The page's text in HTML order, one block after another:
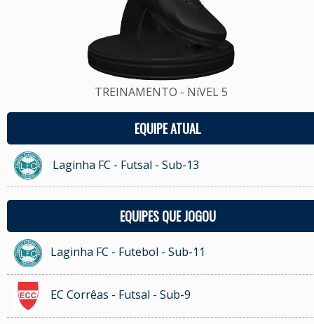
TREINAMENTO - NíVEL 5
EQUIPE ATUAL
Laginha FC - Futsal - Sub-13
EQUIPES QUE JOGOU
Laginha FC - Futebol - Sub-11
EC Corrêas - Futsal - Sub-9